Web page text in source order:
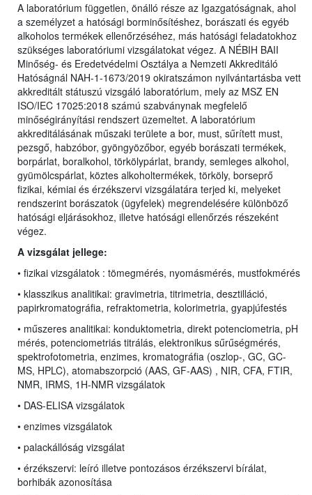
A laboratórium független, önálló része az Igazgatóságnak, ahol
a személyzet a hatósági borminősítéshez, borászati és egyéb
alkoholos termékek ellenőrzéséhez, más hatósági feladatokhoz
szükséges laboratóriumi vizsgálatokat végez. A NÉBIH BAII
Minőség- és Eredetvédelmi Osztálya a Nemzeti Akkreditáló
Hatóságnál NAH-1-1673/2019 okiratszámon nyilvántartásba vett
akkreditált státuszú vizsgáló laboratórium, mely az MSZ EN
ISO/IEC 17025:2018 számú szabványnak megfelelő
minőségirányítási rendszert üzemeltet. A laboratórium
akkreditálásának műszaki területe a bor, must, sűrített must,
pezsgő, habzóbor, gyöngyözőbor, egyéb borászati termékek,
borpárlat, boralkohol, törkölypárlat, brandy, semleges alkohol,
gyümölcspárlat, köztes alkoholtermékek, törköly, borseprő
fizikai, kémiai és érzékszervi vizsgálatára terjed ki, melyeket
rendszerint borászatok (ügyfelek) megrendelésére különböző
hatósági eljárásokhoz, illetve hatósági ellenőrzés részeként
végez.
A vizsgálat jellege:
• fizikai vizsgálatok : tömegmérés, nyomásmérés, mustfokmérés
• klasszikus analitikai: gravimetria, titrimetria, desztilláció,
papirkromatográfia, refraktometria, kolorimetria, gyapjúfestés
• műszeres analitikai: konduktometria, direkt potenciometria, pH
mérés, potenciometriás titrálás, elektronikus sűrűségmérés,
spektrofotometria, enzimes, kromatográfia (oszlop-, GC, GC-
MS, HPLC), atomabszorpció (AAS, GF-AAS) , NIR, CFA, FTIR,
NMR, IRMS, 1H-NMR vizsgálatok
• DAS-ELISA vizsgálatok
• enzimes vizsgálatok
• palackállóság vizsgálat
• érzékszervi: leíró illetve pontozásos érzékszervi bírálat,
borhibák azonosítása